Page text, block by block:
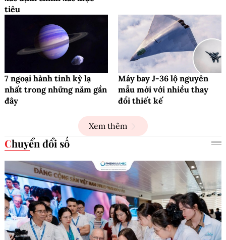
tiêu
7 ngoại hành tinh kỳ lạ
nhất trong những năm gần
đây
Máy bay J-36 lộ nguyên
mẫu mới với nhiều thay
đổi thiết kế
Xem thêm
Chuyển đổi số